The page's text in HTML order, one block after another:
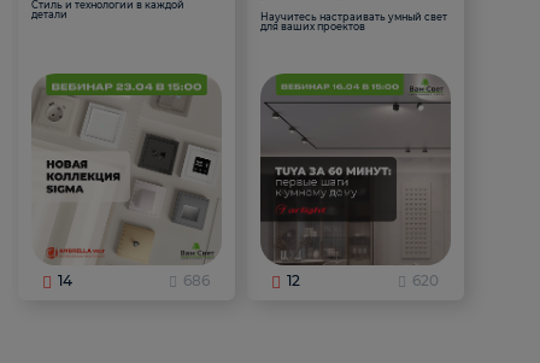
Стиль и технологии в каждой
детали
14 686
Научитесь настраивать умный свет
для ваших проектов
12 620